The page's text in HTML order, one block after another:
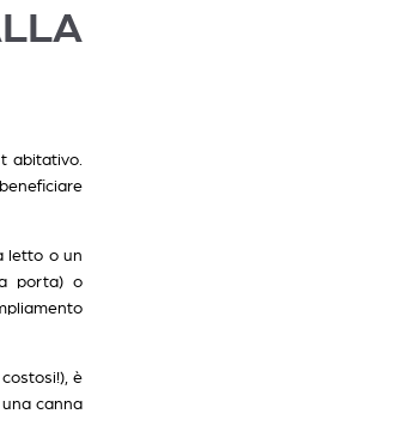
abitativo.
letto o un
porta) o
è
canna